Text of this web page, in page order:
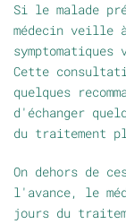
Si le malade
médecin veille
Cette
quelques
d'échanger
du traitement
On dehors de
l'avance, le
jours du